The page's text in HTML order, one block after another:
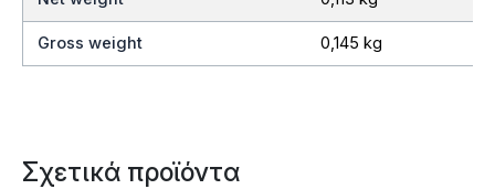
Gross weight 0,145 kg
Σχετικά προϊόντα